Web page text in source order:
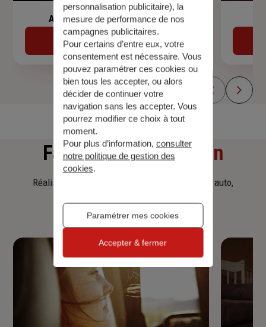
Assurance de prêt immobilier
Découvrir
Faitesune simulation
Réalisez une simulation tarifaire d'assurance, auto,
personnalisation publicitaire), la
mesure de performance de nos
campagnes publicitaires.
Pour certains d’entre eux, votre
consentement est nécessaire. Vous
pouvez paramétrer ces cookies ou
bien tous les accepter, ou alors
décider de continuer votre
navigation sans les accepter. Vous
pourrez modifier ce choix à tout
moment.
Pour plus d’information, consulter
notre politique de gestion des
cookies.
Paramétrer mes cookies
Accepter & fermer